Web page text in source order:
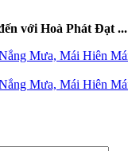
với Hoà Phát Đạt ...